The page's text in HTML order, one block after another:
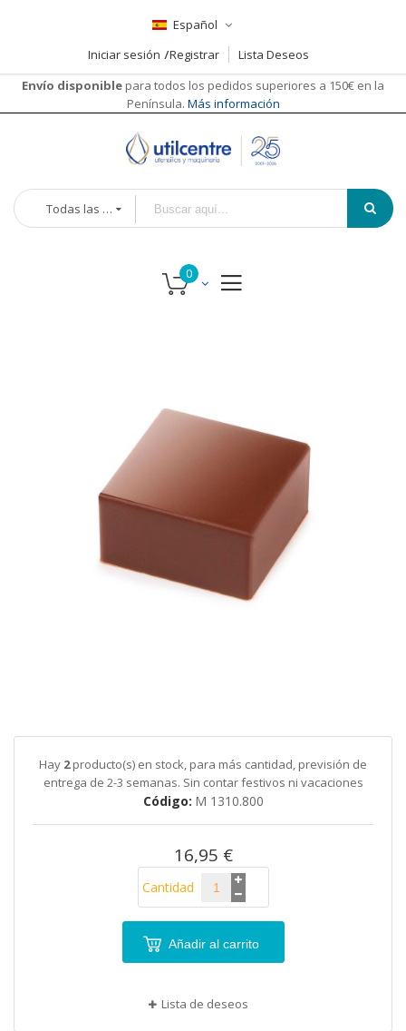
Español
Iniciar sesión
Registrar
Lista Deseos
Envío disponible para todos los pedidos superiores a 150€ en la
Península. Más información
Todas las categorías
comienzo
galería
imágenes
Hay 2producto(s) en stock, para más cantidad, previsión de
entrega de 2-3 semanas. Sin contar festivos ni vacaciones
Código M 1310.800
16,95 €
Cantidad
Añadir al carrito
Lista de deseos